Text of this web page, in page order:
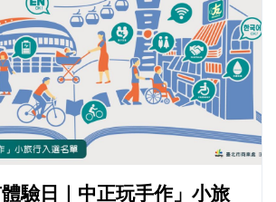
體驗日｜中正玩手作」小旅